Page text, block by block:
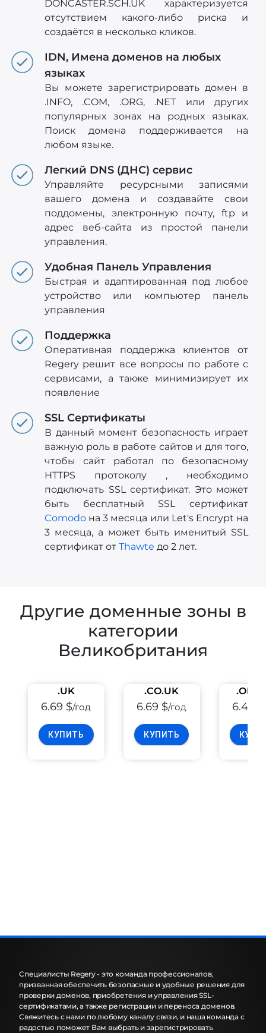
DONCASTER.SCH.UK характеризуется
отсутствием какого-либо риска и
создаётся в несколько кликов.
IDN, Имена доменов на любых
языках
Вы можете зарегистрировать домен в
.INFO, .COM, .ORG, .NET или других
популярных зонах на родных языках.
Поиск домена поддерживается на
любом языке.
Легкий DNS (ДНС) сервис
Управляйте ресурсными записями
вашего домена и создавайте свои
поддомены, электронную почту, ftp и
адрес веб-сайта из простой панели
управления.
Удобная Панель Управления
Быстрая и адаптированная под любое
устройство или компьютер панель
управления
Поддержка
Оперативная поддержка клиентов от
Regery решит все вопросы по работе с
сервисами, а также минимизирует их
появление
SSL Сертификаты
В данный момент безопасность играет
важную роль в работе сайтов и для того,
чтобы сайт работал по безопасному
HTTPS протоколу , необходимо
подключать SSL сертификат. Это может
быть бесплатный SSL сертификат
Comodo на 3 месяца или Let's Encrypt на
3 месяца, а может быть именитый SSL
сертификат от Thawte до 2 лет.
Другие доменные зоны в
категории
Великобритания
.UK
6.69 $/год
КУПИТЬ
.CO.UK
6.69 $/год
КУПИТЬ
6.49 $
Специалисты Regery - это команда профессионалов,
призванная обеспечить безопасные и удобные решения для
проверки доменов, приобретения и управления SSL-
сертификатами, а также регистрации и переноса доменов.
Свяжитесь с нами по любому каналу связи, и наша команда с
радостью поможет Вам выбрать и зарегистрировать